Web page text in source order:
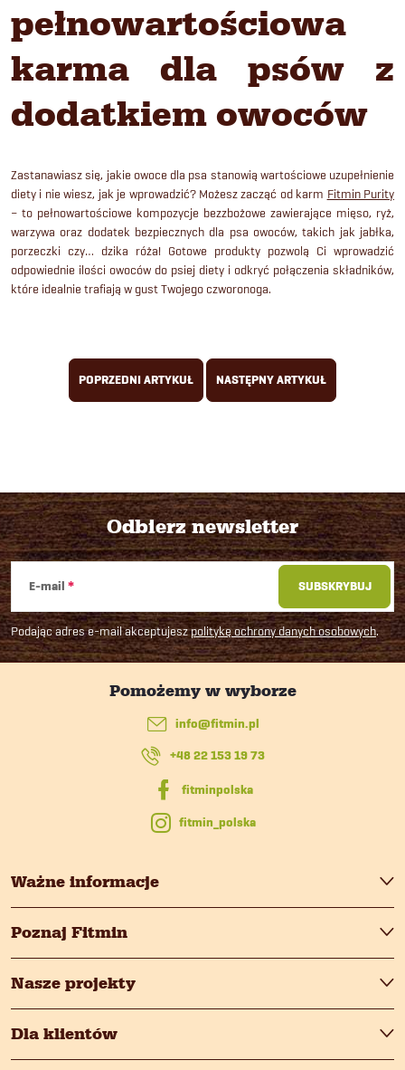
pełnowartościowa
karma dla psów z
dodatkiem owoców
Zastanawiasz się, jakie owoce dla psa stanowią wartościowe uzupełnienie
diety i nie wiesz, jak je wprowadzić? Możesz zacząć od karm Fitmin Purity
– to pełnowartościowe kompozycje bezzbożowe zawierające mięso, ryż,
warzywa oraz dodatek bezpiecznych dla psa owoców, takich jak jabłka,
porzeczki czy… dzika róża! Gotowe produkty pozwolą Ci wprowadzić
odpowiednie ilości owoców do psiej diety i odkryć połączenia składników,
które idealnie trafiają w gust Twojego czworonoga.
POPRZEDNI ARTYKUŁ NASTĘPNY ARTYKUŁ
S
t
o
Odbierz newsletter
E-mail
Podając adres e-mail akceptujeszpolitykę ochrony danych osobowych.
SUBSKRYBUJ
Ważne informacje
Poznaj Fitmin
Nasze projekty
Dla klientów
info@fitmin.pl
+48 22 153 19 73
fitmin_polska